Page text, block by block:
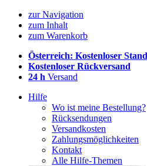
zur Navigation
zum Inhalt
zum Warenkorb
Österreich: Kostenloser
Kostenloser Rückversand
24 h Versand
Hilfe
Wo ist meine Bestellung?
Rücksendungen
Versandkosten
Zahlungsmöglichkeiten
Kontakt
Alle Hilfe-Themen